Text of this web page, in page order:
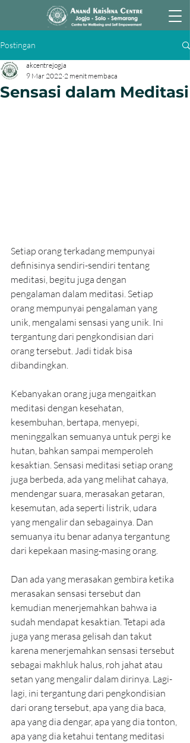
Postingan
Sensasi dalam Meditasi
akcentrejogja
9 Mar 2022 2 menit membaca
Setiap orang terkadang mempunyai
definisinya sendiri-sendiri tentang
meditasi, begitu juga dengan
pengalaman dalam meditasi. Setiap
orang mempunyai pengalaman yang
unik, mengalami sensasi yang unik. Ini
tergantung dari pengkondisian dari
orang tersebut. Jadi tidak bisa
dibandingkan.
Kebanyakan orang juga mengaitkan
meditasi dengan kesehatan,
kesembuhan, bertapa, menyepi,
meninggalkan semuanya untuk pergi ke
hutan, bahkan sampai memperoleh
kesaktian. Sensasi meditasi setiap orang
juga berbeda, ada yang melihat cahaya,
mendengar suara, merasakan getaran,
kesemutan, ada seperti listrik, udara
yang mengalir dan sebagainya. Dan
semuanya itu benar adanya tergantung
dari kepekaan masing-masing orang.
Dan ada yang merasakan gembira ketika
merasakan sensasi tersebut dan
kemudian menerjemahkan bahwa ia
sudah mendapat kesaktian. Tetapi ada
juga yang merasa gelisah dan takut
karena menerjemahkan sensasi tersebut
sebagai makhluk halus, roh jahat atau
setan yang mengalir dalam dirinya. Lagi-
lagi, ini tergantung dari pengkondisian
dari orang tersebut, apa yang dia baca,
apa yang dia dengar, apa yang dia tonton,
apa yang dia ketahui tentang meditasi